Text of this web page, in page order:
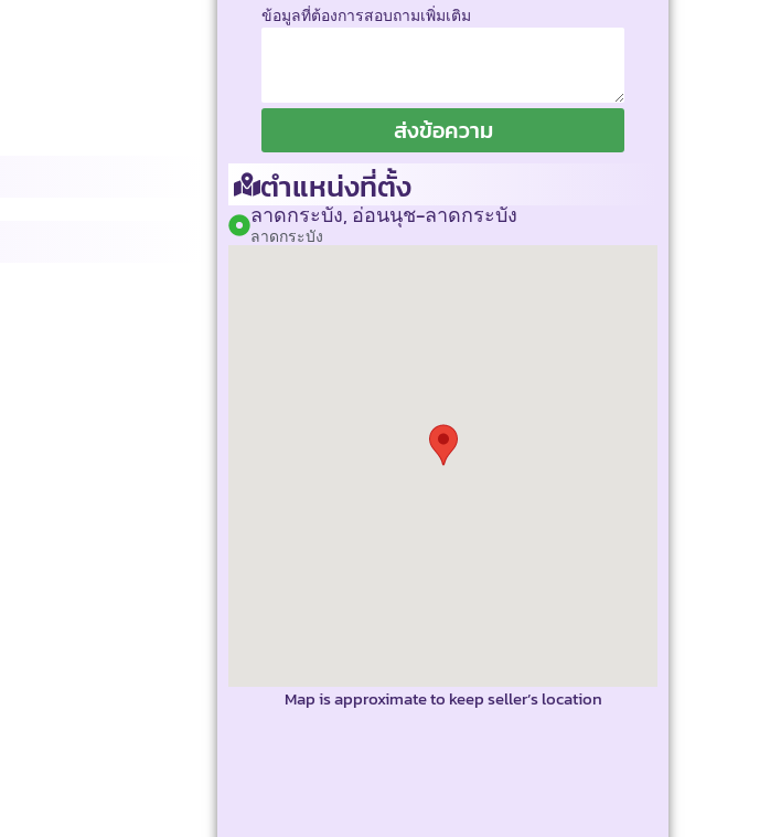
ข้อมูลที่ต้องการสอบถามเพิ่มเติม
ส่งข้อความ
ตำแหน่งที่ตั้ง
ลาดกระบัง, อ่อนนุช-ลาดกระบัง
ลาดกระบัง
Map is approximate to keep seller’s location